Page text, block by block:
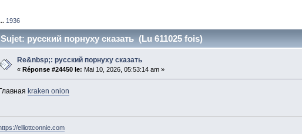
1936
Sujet: русский порнуху сказать (Lu 611025 fois)
Re&nbsp;: русский порнуху сказать
« Réponse #24450 le: Mai 10, 2026, 05:53:14 am »
Главная kraken onion
elliottconnie.com